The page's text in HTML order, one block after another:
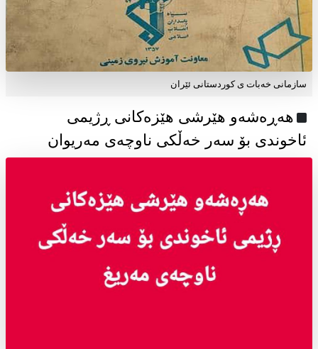
سازمانی خەبات ی كوردستانی ئێران
هەڕەشەو هێرشی هێزەکانی ڕژیمی
ئاخوندی بۆ سەر خەڵکی ناوچەی مەریوان